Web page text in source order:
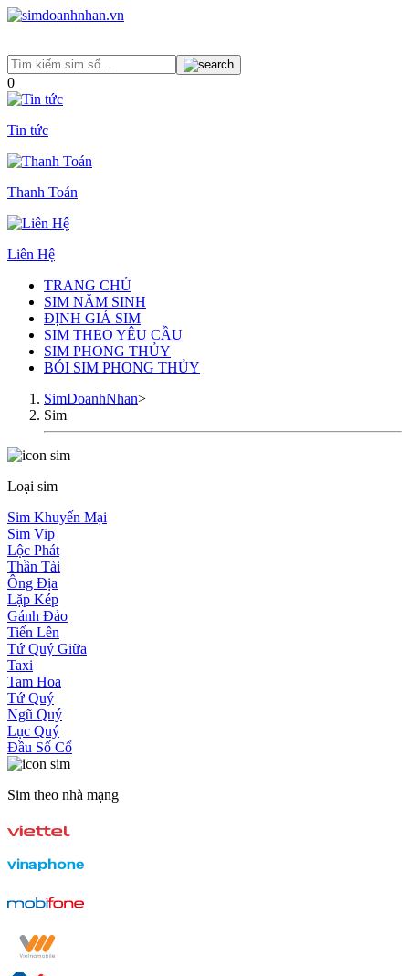
0
Tin tức
Thanh Toán
Liên Hệ
TRANG CHỦ
SIM NĂM SINH
ĐỊNH GIÁ SIM
SIM THEO YÊU CẦU
SIM PHONG THỦY
BÓI SIM PHONG THỦY
SimDoanhNhan>
Sim
Loại sim
Sim Khuyến Mại
Sim Vip
Lộc Phát
Thần Tài
Ông Địa
Lặp Kép
Gánh Đảo
Tiến Lên
Tứ Quý Giữa
Taxi
Tam Hoa
Tứ Quý
Ngũ Quý
Lục Quý
Đầu Số Cổ
Sim theo nhà mạng